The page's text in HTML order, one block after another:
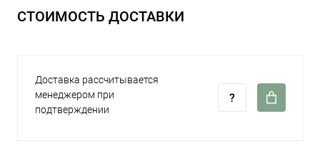
СТОИМОСТЬ ДОСТАВКИ
Доставка рассчитывается
менеджером при
подтверждении